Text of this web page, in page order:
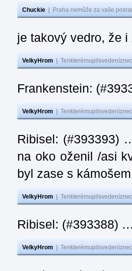
Chuckie Praha nemůže za vaše
je takový vedro, že
VelkyHrom
Frankenstein:
VelkyHrom
Ribisel: (#393393)
na oko oženil /asi
byl zase s
VelkyHrom
Ribisel: (#393388)
VelkyHrom